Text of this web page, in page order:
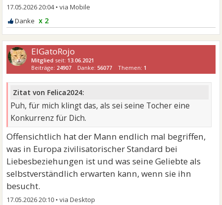
17.05.2026 20:04•
x 2
ElGatoRojo
Mitglied seit: 13.06.2021
Beiträge: 24907 Danke:56077 Themen: 1
Zitat von Felica2024:
Puh, für mich klingt das, als sei seine Tocher eine
Konkurrenz für Dich.
Offensichtlich hat der Mann endlich mal begriffen,
was in Europa zivilisatorischer Standard bei
Liebesbeziehungen ist und was seine Geliebte als
selbstverständlich erwarten kann, wenn sie ihn
besucht.
17.05.2026 20:10 •